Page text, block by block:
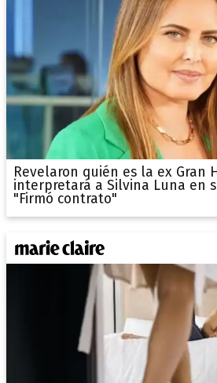
Revelaron quién es la ex Gran
interpretará a Silvina Luna en
"Firmó contrato"